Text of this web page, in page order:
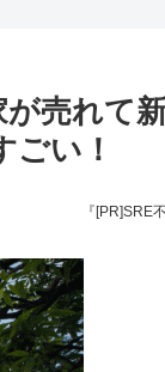
売れて
い！
『[PR]SRE